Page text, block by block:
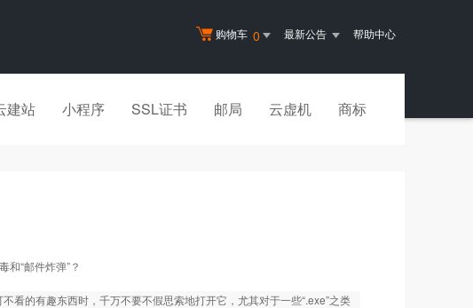
购物车 0 最新公告 帮助中心
建站 小程序 SSL证书 邮局 云虚机 商标
和“邮件炸弹”？
看的有趣东西时，千万不要不假思索地打开它，尤其对于一些“.exe”之类